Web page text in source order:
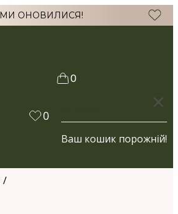
МИ ОНОВИЛИСЯ!
0
0
Ваш кошик порожній!